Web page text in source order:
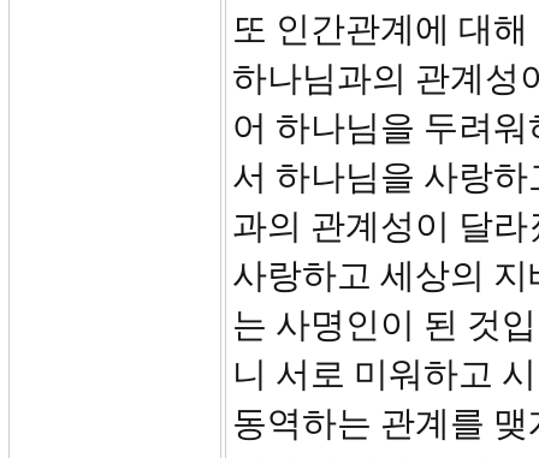
또 인간관계에 대
하나님과의 관계성
어 하나님을 두려
서 하나님을 사랑
과의 관계성이 달
사랑하고 세상의
는 사명인이 된 것
니 서로 미워하고
동역하는 관계를